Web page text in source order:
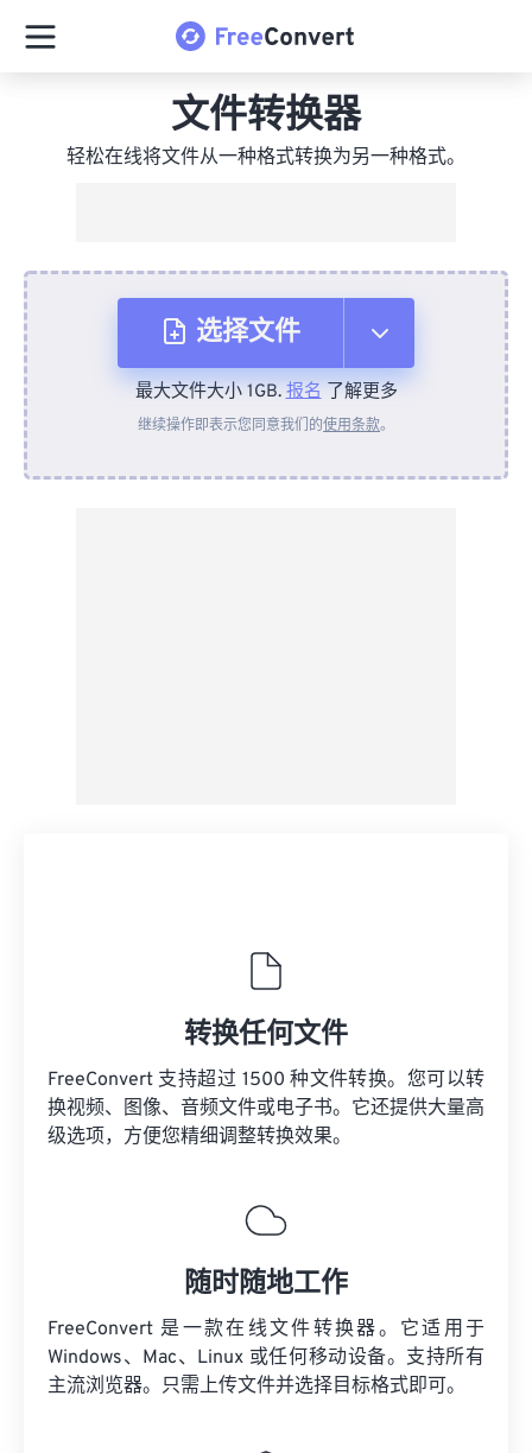
文件转换器
轻松在线将文件从一种格式转换为另一种格式。
选择文件
从设备
最大文件大小 1GB.报名了解更多
继续操作即表示您同意我们的使用条款。
转换任何文件
FreeConvert 支持超过 1500 种文件转换。您可以转
换视频、图像、音频文件或电子书。它还提供大量高
级选项，方便您精细调整转换效果。
随时随地工作
FreeConvert 是一款在线文件转换器。它适用于
Windows、Mac、Linux 或任何移动设备。支持所有
主流浏览器。只需上传文件并选择目标格式即可。